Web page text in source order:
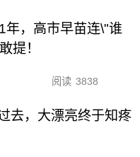
年，高市早苗连\"谁
提！
阅读 3838
去，大漂亮终于知疼